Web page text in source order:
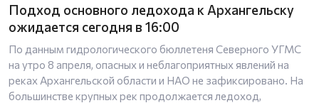
Подход основного ледохода к Архангельску
ожидается сегодня в 16:00
По данным гидрологического бюллетеня Северного УГМС
на утро 8 апреля, опасных и неблагоприятных явлений на
реках Архангельской области и НАО не зафиксировано. На
большинстве крупных рек продолжается ледоход,